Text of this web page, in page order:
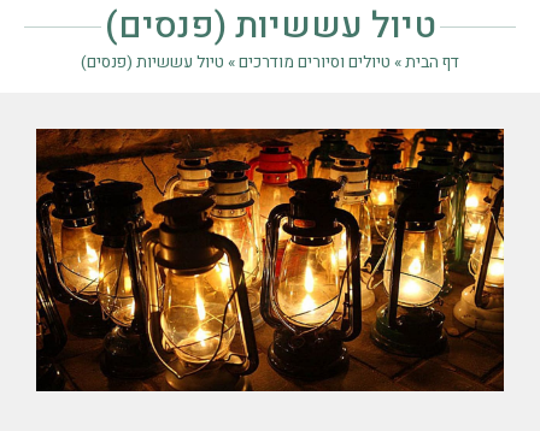
טיול עששיות (פנסים)
דף הבית» טיולים וסיורים מודרכים» טיול עששיות (פנסים)